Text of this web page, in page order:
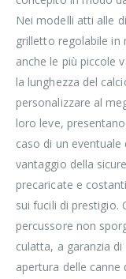
Nei modelli atti alle
grilletto regolabile
anche le più piccole
la lunghezza del
personalizzare al
loro leve,
caso di un
vantaggio della
precaricate e
sui fucili di prestigio.
percussore non
culatta, a garanzia
apertura delle